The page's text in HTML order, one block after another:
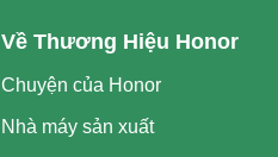
Về Thương Hiệu Honor
Chuyện của Honor
Nhà máy sản xuất